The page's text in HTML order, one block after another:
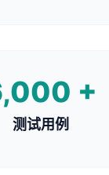
+
测试用例